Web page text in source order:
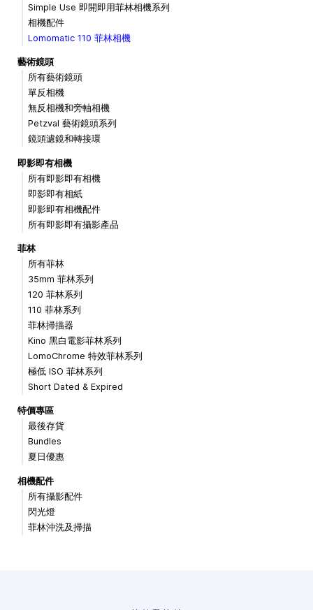
Simple Use 即開即用菲林相機系列
相機配件
Lomomatic 110 菲林相機
藝術鏡頭
所有藝術鏡頭
單反相機
無反相機和旁軸相機
Petzval 藝術鏡頭系列
鏡頭濾鏡和轉接環
即影即有相機
所有即影即有相機
即影即有相紙
即影即有相機配件
所有即影即有攝影產品
菲林
所有菲林
35mm 菲林系列
120 菲林系列
110 菲林系列
菲林掃描器
Kino 黑白電影菲林系列
LomoChrome 特效菲林系列
極低 ISO 菲林系列
Short Dated & Expired
特價專區
最後存貨
Bundles
夏日優惠
相機配件
所有攝影配件
閃光燈
菲林沖洗及掃描